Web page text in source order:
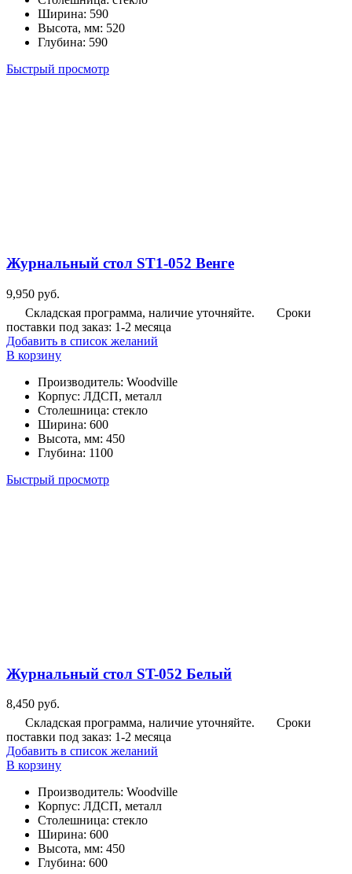
Ширина: 590
Высота, мм: 520
Глубина: 590
Быстрый просмотр
Журнальный стол ST1-052 Венге
9,950 руб.
Складская программа, наличие уточняйте.
Сроки
поставки под заказ: 1-2 месяца
Добавить в список желаний
В корзину
Производитель: Woodville
Корпус: ЛДСП, металл
Столешница: стекло
Ширина: 600
Высота, мм: 450
Глубина: 1100
Быстрый просмотр
Журнальный стол ST-052 Белый
8,450 руб.
Складская программа, наличие уточняйте.
Сроки
поставки под заказ: 1-2 месяца
Добавить в список желаний
В корзину
Производитель: Woodville
Корпус: ЛДСП, металл
Столешница: стекло
Ширина: 600
Высота, мм: 450
Глубина: 600